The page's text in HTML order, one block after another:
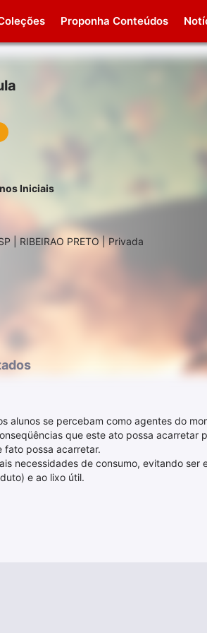
Proponha Conteúdos
Iniciais
| RIBEIRAO PRETO | Privada
alunos se percebam como agentes do
que este ato possa
fato possa acarretar.
necessidades de consumo, evitando
e ao lixo útil.